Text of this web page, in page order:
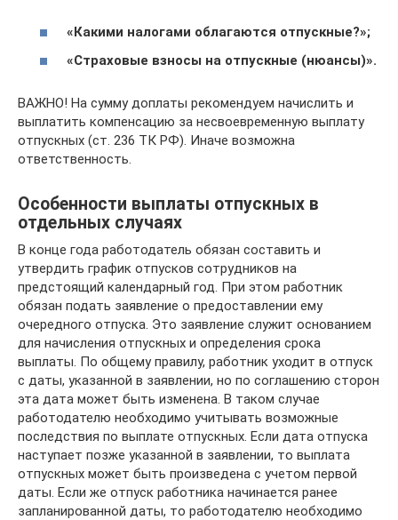
«Какими налогами облагаются отпускные?»;
«Страховые взносы на отпускные (нюансы)».
ВАЖНО! На сумму доплаты рекомендуем начислить и
выплатить компенсацию за несвоевременную выплату
отпускных (ст. 236 ТК РФ). Иначе возможна
ответственность.
Особенности выплаты отпускных в
отдельных случаях
В конце года работодатель обязан составить и
утвердить график отпусков сотрудников на
предстоящий календарный год. При этом работник
обязан подать заявление о предоставлении ему
очередного отпуска. Это заявление служит основанием
для начисления отпускных и определения срока
выплаты. По общему правилу, работник уходит в отпуск
с даты, указанной в заявлении, но по соглашению сторон
эта дата может быть изменена. В таком случае
работодателю необходимо учитывать возможные
последствия по выплате отпускных. Если дата отпуска
наступает позже указанной в заявлении, то выплата
отпускных может быть произведена с учетом первой
даты. Если же отпуск работника начинается ранее
запланированной даты, то работодателю необходимо